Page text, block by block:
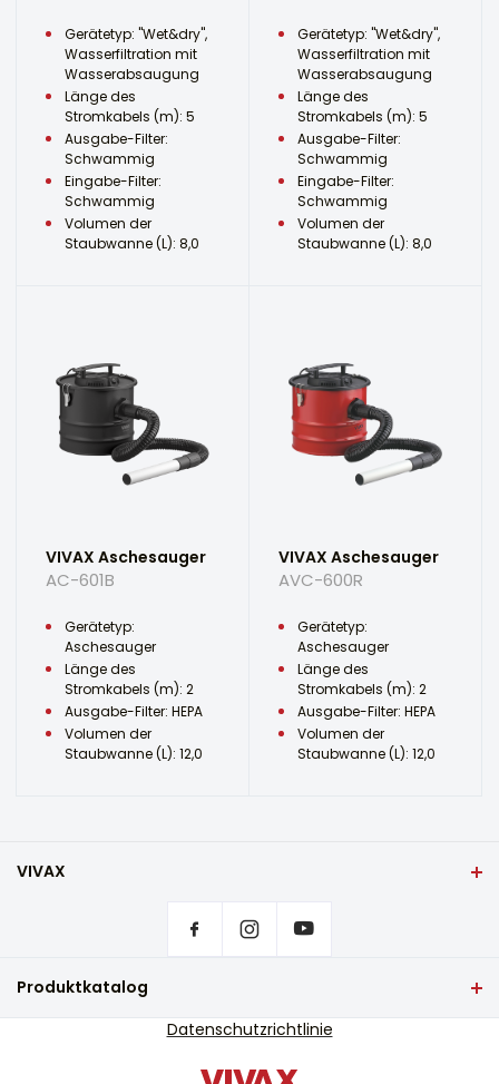
Gerätetyp: "Wet&dry",
Wasserfiltration mit
Wasserabsaugung
Länge des
Stromkabels (m): 5
Ausgabe-Filter:
Schwammig
Eingabe-Filter:
Schwammig
Volumen der
Staubwanne (L): 8,0
Gerätetyp: "Wet&dry",
Wasserfiltration mit
Wasserabsaugung
Länge des
Stromkabels (m): 5
Ausgabe-Filter:
Schwammig
Eingabe-Filter:
Schwammig
Volumen der
Staubwanne (L): 8,0
VIVAX Aschesauger
AC-601B
Gerätetyp:
Aschesauger
Länge des
Stromkabels (m): 2
Ausgabe-Filter: HEPA
Volumen der
Staubwanne (L): 12,0
VIVAX Aschesauger
AVC-600R
Gerätetyp:
Aschesauger
Länge des
Stromkabels (m): 2
Ausgabe-Filter: HEPA
Volumen der
Staubwanne (L): 12,0
VIVAX
Wo kann man VIVAX Produkte kaufen?
Service-Unterstützung
Serviceunterstützung außerhalb der Garantie
Produktkatalog
Datenschutzrichtlinie